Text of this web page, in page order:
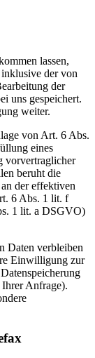
lassen,
der von
der
uns gespeichert.
weiter.
von Art. 6 Abs.
eines
vorvertraglicher
beruht die
der effektiven
6 Abs. 1 lit. f
1 lit. a DSGVO)
Daten verbleiben
Einwilligung zur
Anfrage).